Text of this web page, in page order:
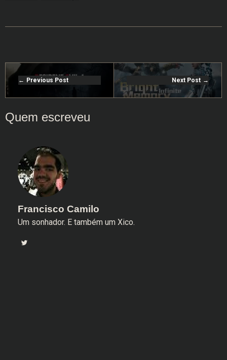
Previous Post Next Post
Francisco Camilo
Um sonhador. E também um Xico.